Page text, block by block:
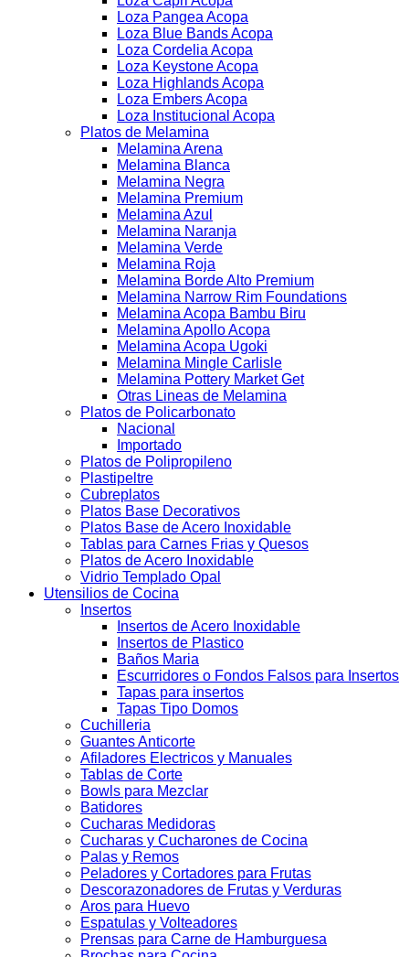
Loza Pangea Acopa
Loza Blue Bands Acopa
Loza Cordelia Acopa
Loza Keystone Acopa
Loza Highlands Acopa
Loza Embers Acopa
Loza Institucional Acopa
Platos de Melamina
Melamina Arena
Melamina Blanca
Melamina Negra
Melamina Premium
Melamina Azul
Melamina Naranja
Melamina Verde
Melamina Roja
Melamina Borde Alto Premium
Melamina Narrow Rim Foundations
Melamina Acopa Bambu Biru
Melamina Apollo Acopa
Melamina Acopa Ugoki
Melamina Mingle Carlisle
Melamina Pottery Market Get
Otras Lineas de Melamina
Platos de Policarbonato
Nacional
Importado
Platos de Polipropileno
Plastipeltre
Cubreplatos
Platos Base Decorativos
Platos Base de Acero Inoxidable
Tablas para Carnes Frias y Quesos
Platos de Acero Inoxidable
Vidrio Templado Opal
Utensilios de Cocina
Insertos
Insertos de Acero Inoxidable
Insertos de Plastico
Baños Maria
Escurridores o Fondos Falsos para Insertos
Tapas para insertos
Tapas Tipo Domos
Cuchilleria
Guantes Anticorte
Afiladores Electricos y Manuales
Tablas de Corte
Bowls para Mezclar
Batidores
Cucharas Medidoras
Cucharas y Cucharones de Cocina
Palas y Remos
Peladores y Cortadores para Frutas
Descorazonadores de Frutas y Verduras
Aros para Huevo
Espatulas y Volteadores
Prensas para Carne de Hamburguesa